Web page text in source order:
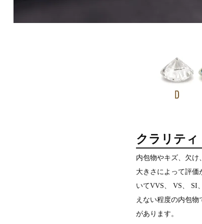
クラリティ
内包物やキズ、欠け
大きさによって評
いてVVS、 VS、 SI
えない程度の内包
があります。